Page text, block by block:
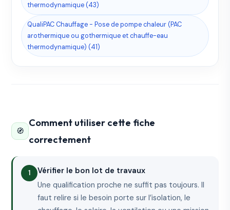
thermodynamique (43)
QualiPAC Chauffage - Pose de pompe chaleur (PAC
arothermique ou gothermique et chauffe-eau
thermodynamique) (41)
🧭
Comment utiliser cette fiche
correctement
Vérifier le bon lot de travaux
Une qualification proche ne suffit pas toujours. Il
faut relire si le besoin porte sur l’isolation, le